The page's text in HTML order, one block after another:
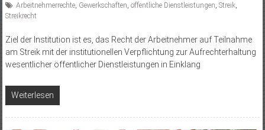
Arbeitnehmerrechte, Gewerkschaften öffentliche Dienstleistungen Streik,
Streikrecht
Ziel der Institution ist es, das Recht der Arbeitnehmer auf Teilnahme
am Streik mit der institutionellen Verpflichtung zur Aufrechterhaltung
wesentlicher öffentlicher Dienstleistungen in Einklang
Weiterlesen